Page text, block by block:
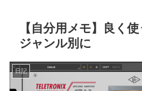
【自分用メモ】良く
ジャンル別に
日記